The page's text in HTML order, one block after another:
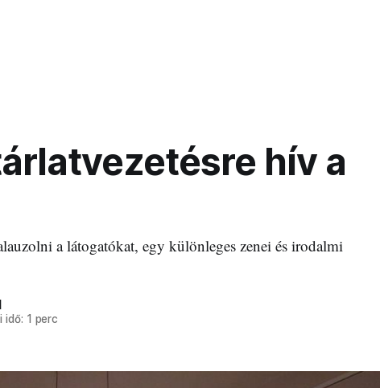
hív a
a látogatókat, egy különleges zenei és irodalmi
idő: 1 perc